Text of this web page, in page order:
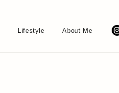
Lifestyle About Me